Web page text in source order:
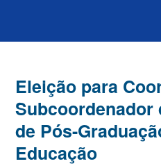
Eleição para
Subcoordenador
de Pós-
Educação